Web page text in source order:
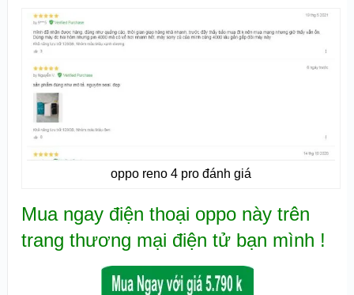
oppo reno 4 pro đánh giá
Mua ngay điện thoại oppo này trên
trang thương mại điện tử bạn mình !